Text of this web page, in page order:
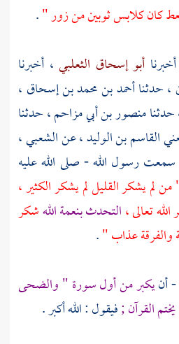
كان كلابس ثوبين من زور ".
أخبرنا أبو إسحاق الثعلبي ، أخبرنا
، حدثناأحمد بن محمد بن إسحاق ،
حدثنامنصور بن أبي مزاحم، حدثنا
القاسم بن الوليد، عنالشعبي ،
رسول الله - صلى الله عليه
لم يشكر القليل لم يشكر الكثير ،
تعالى ،التحدث بنعمة اللهشكر
والفرقة عذاب ".
- أنيكبر من أول سورة " والضحى
القرآن ;فيقول : الله أكبر .